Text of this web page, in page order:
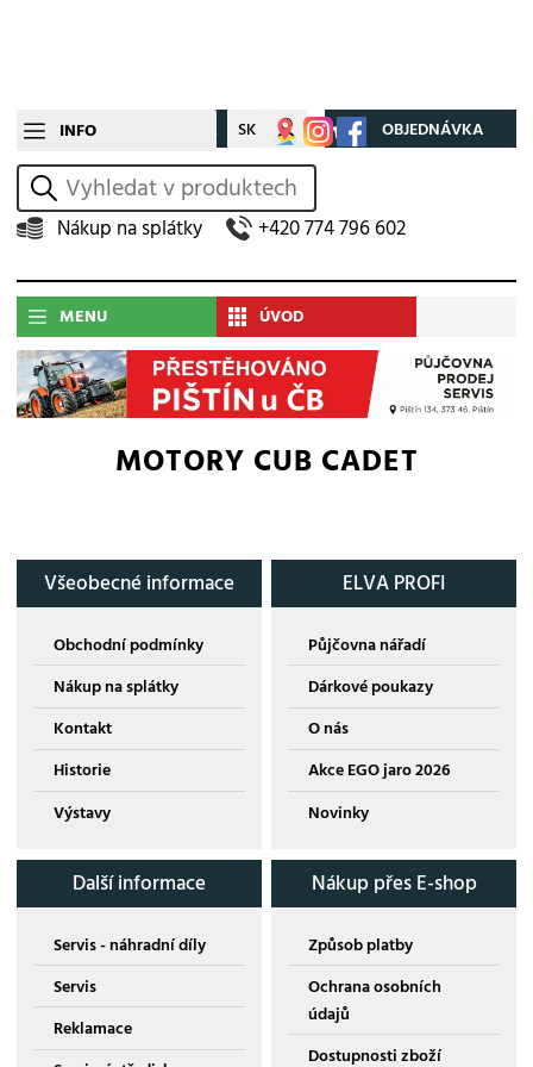
INFO CZ SK Můj účet OBJEDNÁVKA
vyhledat
Nákup na splátky +420 774 796 602
MENU ÚVOD
MOTORY CUB CADET
Všeobecné informace
Obchodní podmínky
Nákup na splátky
Kontakt
Historie
Výstavy
ELVA PROFI
Půjčovna nářadí
Dárkové poukazy
O nás
Akce EGO jaro 2026
Novinky
Další informace
Servis - náhradní díly
Servis
Reklamace
Nákup přes E-shop
Způsob platby
Ochrana osobních
údajů
Dostupnosti zboží